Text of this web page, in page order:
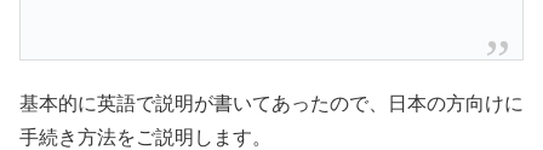
基本的に英語で説明が書いてあったので、日本の方向けに
手続き方法をご説明します。